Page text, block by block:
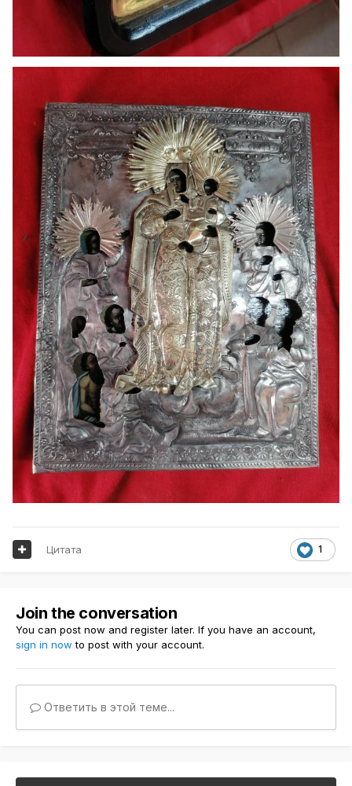
1
Цитата
Join the conversation
You can post now and register later. If you have an account,
sign in now to post with your account.
Ответить в этой теме...